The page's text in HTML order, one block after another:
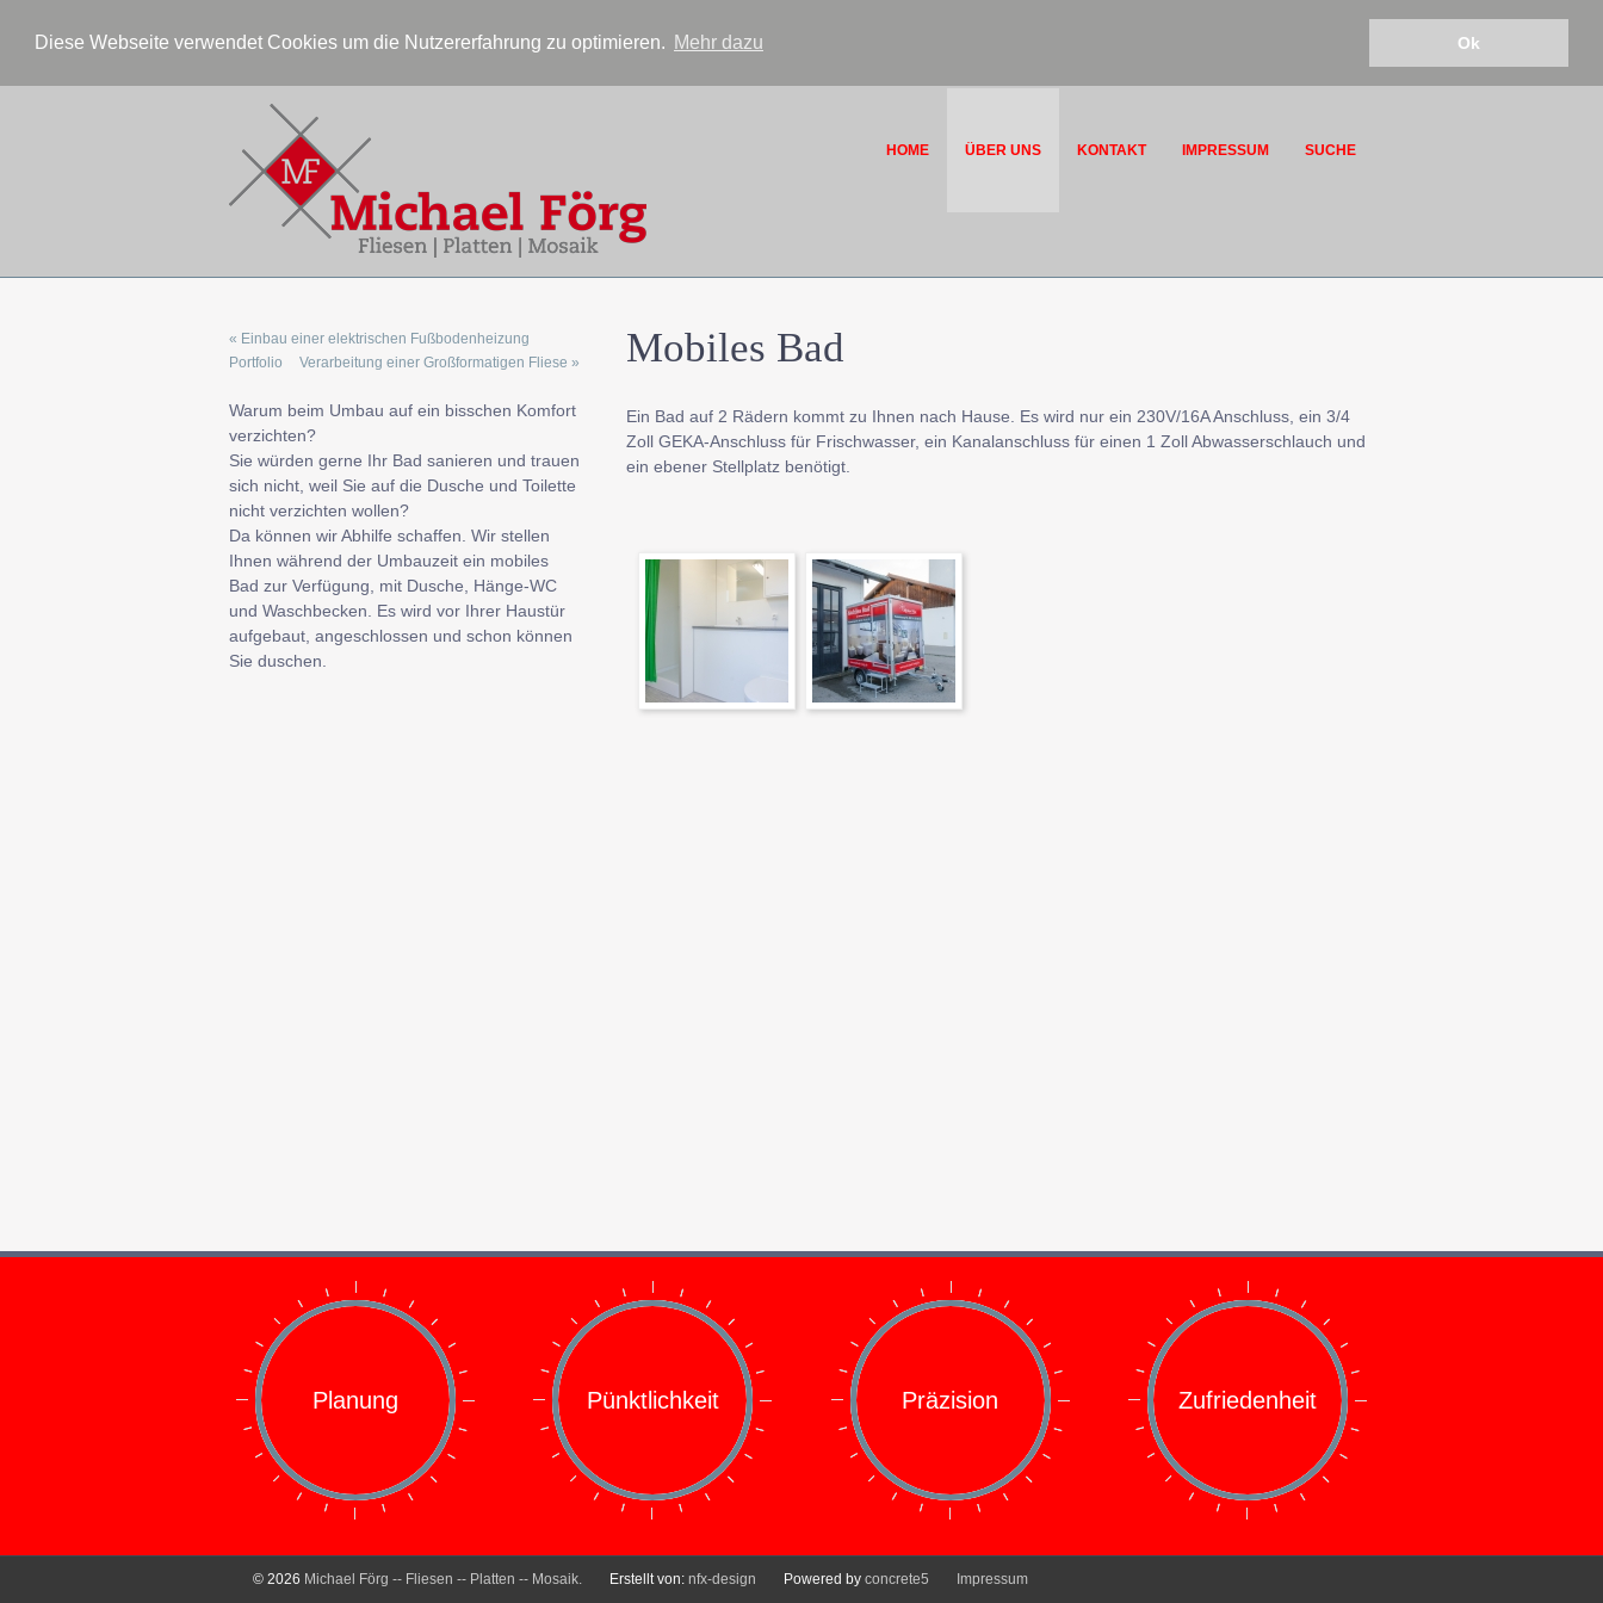
Diese Webseite verwendet Cookies um die Nutzererfahrung zu optimieren. Mehr dazu Ok
HOME ÜBER UNS KONTAKT IMPRESSUM SUCHE
« Einbau einer elektrischen Fußbodenheizung
Portfolio
Verarbeitung einer Großformatigen Fliese »
Warum beim Umbau auf ein bisschen Komfort
verzichten?
Sie würden gerne Ihr Bad sanieren und trauen
sich nicht, weil Sie auf die Dusche und Toilette
nicht verzichten wollen?
Da können wir Abhilfe schaffen. Wir stellen
Ihnen während der Umbauzeit ein mobiles
Bad zur Verfügung, mit Dusche, Hänge-WC
und Waschbecken. Es wird vor Ihrer Haustür
aufgebaut, angeschlossen und schon können
Sie duschen.
Mobiles Bad
Ein Bad auf 2 Rädern kommt zu Ihnen nach Hause. Es wird nur ein 230V/16A Anschluss, ein 3/4
Zoll GEKA-Anschluss für Frischwasser, ein Kanalanschluss für einen 1 Zoll Abwasserschlauch und
ein ebener Stellplatz benötigt.
Planung Pünktlichkeit Präzision Zufriedenheit
© 2026 Michael Förg -- Fliesen -- Platten -- Mosaik. Erstellt von: nfx-design Powered by concrete5 Impressum